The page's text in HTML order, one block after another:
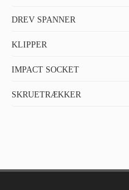
DREV SPANNER
KLIPPER
IMPACT SOCKET
SKRUETRÆKKER